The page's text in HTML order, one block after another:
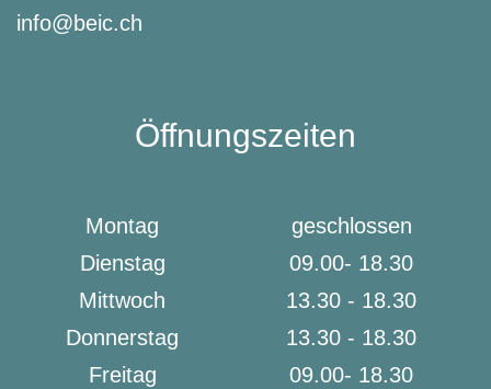
info@beic.ch
Öffnungszeiten
Montag
geschlossen
Dienstag
09.00- 18.30
Mittwoch
13.30 - 18.30
Donnerstag
13.30 - 18.30
Freitag
09.00- 18.30